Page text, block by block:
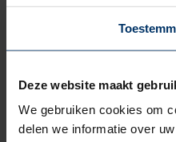
Deze website maakt
We gebruiken cookies om
delen we informatie over